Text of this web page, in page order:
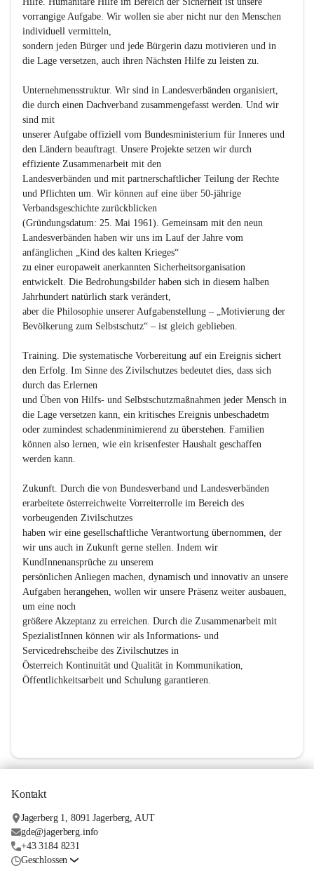
vorrangige Aufgabe. Wir wollen sie aber nicht nur den Menschen
individuell vermitteln,
sondern jeden Bürger und jede Bürgerin dazu motivieren und in
die Lage versetzen, auch ihren Nächsten Hilfe zu leisten zu.
Unternehmensstruktur. Wir sind in Landesverbänden organisiert,
die durch einen Dachverband zusammengefasst werden. Und wir
sind mit
unserer Aufgabe offiziell vom Bundesministerium für Inneres und
den Ländern beauftragt. Unsere Projekte setzen wir durch
effiziente Zusammenarbeit mit den
Landesverbänden und mit partnerschaftlicher Teilung der Rechte
und Pflichten um. Wir können auf eine über 50-jährige
Verbandsgeschichte zurückblicken
(Gründungsdatum: 25. Mai 1961). Gemeinsam mit den neun
Landesverbänden haben wir uns im Lauf der Jahre vom
anfänglichen „Kind des kalten Krieges“
zu einer europaweit anerkannten Sicherheitsorganisation
entwickelt. Die Bedrohungsbilder haben sich in diesem halben
Jahrhundert natürlich stark verändert,
aber die Philosophie unserer Aufgabenstellung – „Motivierung der
Bevölkerung zum Selbstschutz“ – ist gleich geblieben.
Training. Die systematische Vorbereitung auf ein Ereignis sichert
den Erfolg. Im Sinne des Zivilschutzes bedeutet dies, dass sich
durch das Erlernen
und Üben von Hilfs- und Selbstschutzmaßnahmen jeder Mensch in
die Lage versetzen kann, ein kritisches Ereignis unbeschadetm
oder zumindest schadenminimierend zu überstehen. Familien
können also lernen, wie ein krisenfester Haushalt geschaffen
werden kann.
Zukunft. Durch die von Bundesverband und Landesverbänden
erarbeitete österreichweite Vorreiterrolle im Bereich des
vorbeugenden Zivilschutzes
haben wir eine gesellschaftliche Verantwortung übernommen, der
wir uns auch in Zukunft gerne stellen. Indem wir
KundInnenansprüche zu unserem
persönlichen Anliegen machen, dynamisch und innovativ an unsere
Aufgaben herangehen, wollen wir unsere Präsenz weiter ausbauen,
um eine noch
größere Akzeptanz zu erreichen. Durch die Zusammenarbeit mit
SpezialistInnen können wir als Informations- und
Servicedrehscheibe des Zivilschutzes in
Österreich Kontinuität und Qualität in Kommunikation,
Öffentlichkeitsarbeit und Schulung garantieren.
Kontakt
Jagerberg 1, 8091 Jagerberg, AUT
gde@jagerberg.info
+43 3184 8231
Geschlossen